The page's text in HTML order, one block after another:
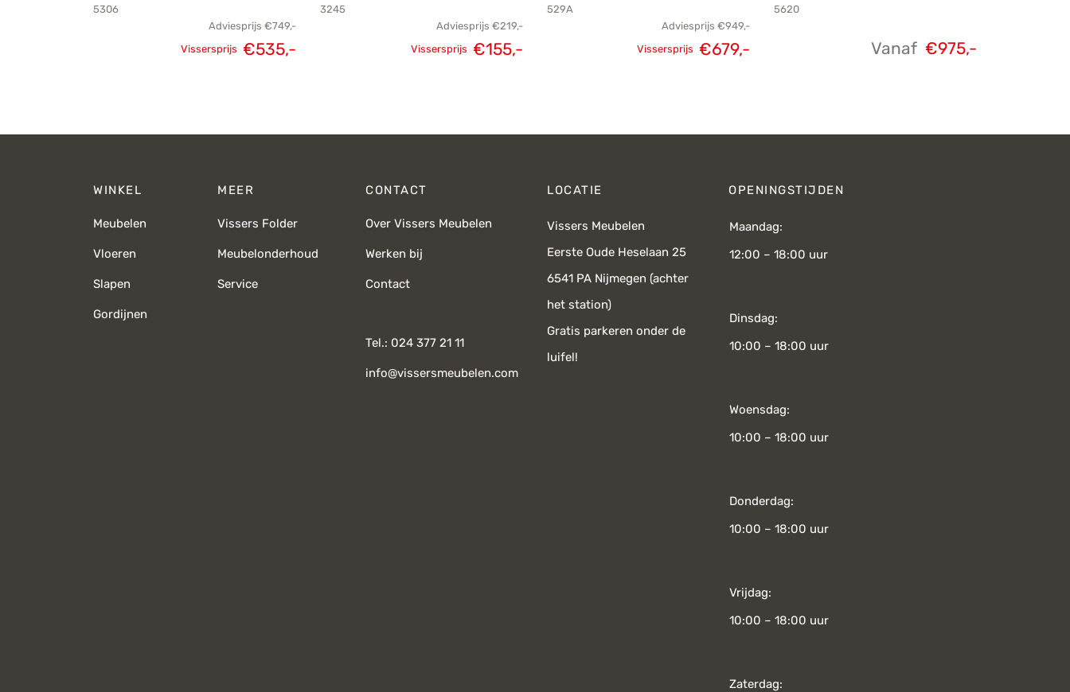
5306
Adviesprijs €749,-
Vissersprijs €535,-
3245
Adviesprijs €219,-
Vissersprijs €155,-
529A
Adviesprijs €949,-
Vissersprijs €679,-
5620
Vanaf €975,-
WINKEL
Meubelen
Vloeren
Slapen
Gordijnen
MEER
Vissers Folder
Meubelonderhoud
Service
CONTACT
Over Vissers Meubelen
Werken bij
Contact
Tel.: 024 377 21 11
info@vissersmeubelen.com
LOCATIE
Vissers Meubelen
Eerste Oude Heselaan 25
6541 PA Nijmegen (achter
het station)
Gratis parkeren onder de
luifel!
OPENINGSTIJDEN
Maandag:
12:00 – 18:00 uur
Dinsdag:
10:00 – 18:00 uur
Woensdag:
10:00 – 18:00 uur
Donderdag:
10:00 – 18:00 uur
Vrijdag:
10:00 – 18:00 uur
Zaterdag: